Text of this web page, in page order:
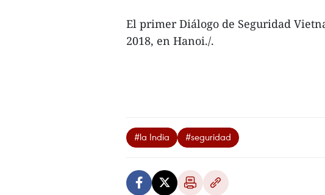
El primer Diálogo de Seguridad
2018, en Hanoi./.
#la India #seguridad